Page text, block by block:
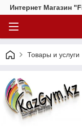
Интернет Магазин
Товары и услуги